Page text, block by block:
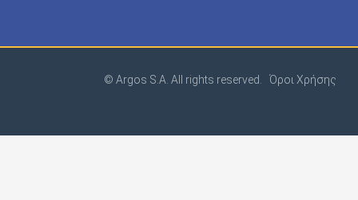
© Argos S.A. All rights reserved. Όροι Χρήσης